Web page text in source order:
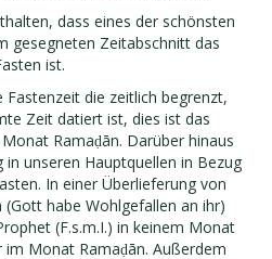
dass eines der schönsten
gesegneten Zeitabschnitt das
ist.
die zeitlich begrenzt,
Zeit datiert ist, dies ist das
Ramaḍān. Darüber hinaus
unseren Hauptquellen in Bezug
In einer Überlieferung von
(Gott habe Wohlgefallen an ihr)
(F.s.m.I.) in keinem Monat
Monat Ramaḍān. Außerdem